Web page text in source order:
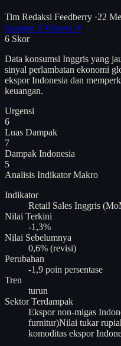
Tim Redaksi Feedberry ·22
Sumber: FXStreet ↗
6 Skor
Data konsumsi Inggris yang
sinyal perlambatan ekonomi
ekspor Indonesia dan
keuangan.
Urgensi
6
Luas Dampak
7
Dampak Indonesia
5
Analisis Indikator Makro
Indikator
Retail Sales Inggris
Nilai Terkini
-1,3%
Nilai Sebelumnya
0,6% (revisi)
Perubahan
-1,9 poin persentase
Tren
turun
Sektor Terdampak
Ekspor non-migas
furnitur)Nilai tukar
komoditas ekspor